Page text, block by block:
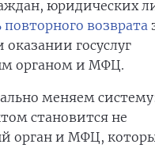
юридических
возврата
госуслуг
органом и МФЦ.
меняем
становится не
орган и МФЦ,